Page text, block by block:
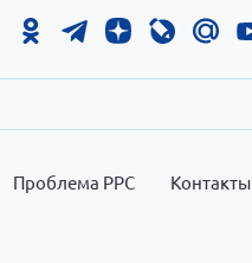
Проблема РРС Контакты